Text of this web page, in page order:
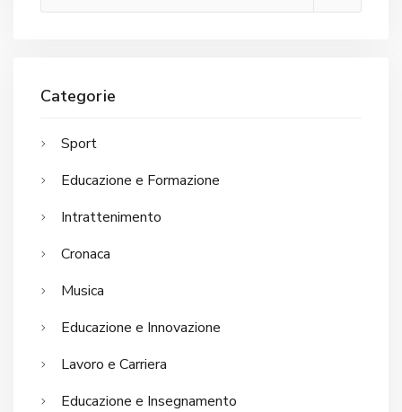
Categorie
Sport
Educazione e Formazione
Intrattenimento
Cronaca
Musica
Educazione e Innovazione
Lavoro e Carriera
Educazione e Insegnamento